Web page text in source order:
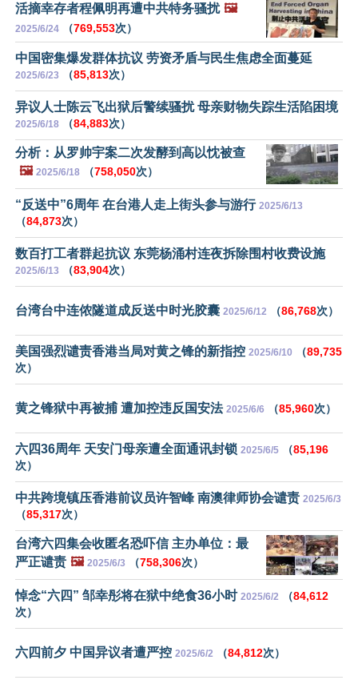
活摘幸存者程佩明再遭中共特务骚扰 🖼️
2025/6/24 （769,553次）
中国密集爆发群体抗议 劳资矛盾与民生焦虑全面蔓延
2025/6/23 （85,813次）
异议人士陈云飞出狱后警续骚扰 母亲财物失踪生活陷困境
2025/6/18 （84,883次）
分析：从罗帅宇案二次发酵到高以忱被查
🖼️ 2025/6/18 （758,050次）
“反送中”6周年 在台港人走上街头参与游行 2025/6/13
（84,873次）
数百打工者群起抗议 东莞杨涌村连夜拆除围村收费设施
2025/6/13 （83,904次）
台湾台中连侬隧道成反送中时光胶囊 2025/6/12 （86,768次）
美国强烈谴责香港当局对黄之锋的新指控 2025/6/10 （89,735
次）
黄之锋狱中再被捕 遭加控违反国安法 2025/6/6 （85,960次）
六四36周年 天安门母亲遭全面通讯封锁 2025/6/5 （85,196
次）
中共跨境镇压香港前议员许智峰 南澳律师协会谴责 2025/6/3
（85,317次）
台湾六四集会收匿名恐吓信 主办单位：最
严正谴责 🖼️ 2025/6/3 （758,306次）
悼念“六四” 邹幸彤将在狱中绝食36小时 2025/6/2 （84,612
次）
六四前夕 中国异议者遭严控 2025/6/2 （84,812次）